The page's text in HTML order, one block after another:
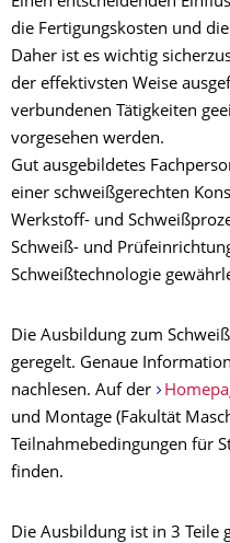
die Fertigungskosten und
Daher ist es wichtig
der effektivsten Weise
verbundenen Tätigkeiten
vorgesehen werden.
Gut ausgebildetes
einer schweißgerechten
Werkstoff- und
Schweiß- und
Schweißtechnologie
Die Ausbildung zum
geregelt. Genaue
nachlesen. Auf der
und Montage (Fakultät
Teilnahmebedingungen für
finden.
Die Ausbildung ist in 3 Teile